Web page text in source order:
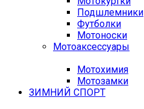
Подшлемники
Футболки
Мотоноски
Мотоаксессуары
Мотохимия
Мотозамки
ЗИМНИЙ СПОРТ